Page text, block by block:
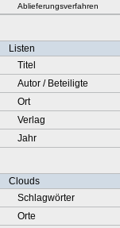
Ablieferungsverfahren
Listen
Titel
Autor / Beteiligte
Ort
Verlag
Jahr
Clouds
Schlagwörter
Orte